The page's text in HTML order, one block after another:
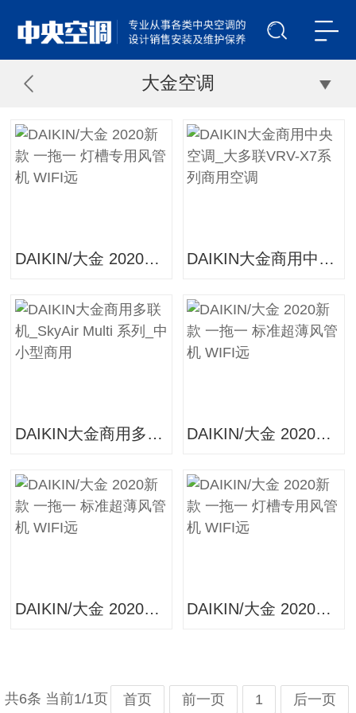
大金空调
DAIKIN/大金 2020新款 一拖一 灯槽专用风管机 WIFI远 DAIKIN大金商用中央空调_大多联VRV-X7系列商用空调
DAIKIN大金商用多联机_SkyAir Multi 系列_中小型商用 DAIKIN/大金 2020新款 一拖一 标准超薄风管机 WIFI远
DAIKIN/大金 2020新款 一拖一 标准超薄风管机 WIFI远 DAIKIN/大金 2020新款 一拖一 灯槽专用风管机 WIFI远
共6条 当前1/1页 首页 前一页 1 后一页